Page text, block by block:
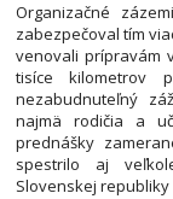
Organizačné
zabezpečoval tím
venovali prípravám
tisíce kilometrov
nezabudnuteľný
najmä rodičia a
prednášky
spestrilo aj
Slovenskej